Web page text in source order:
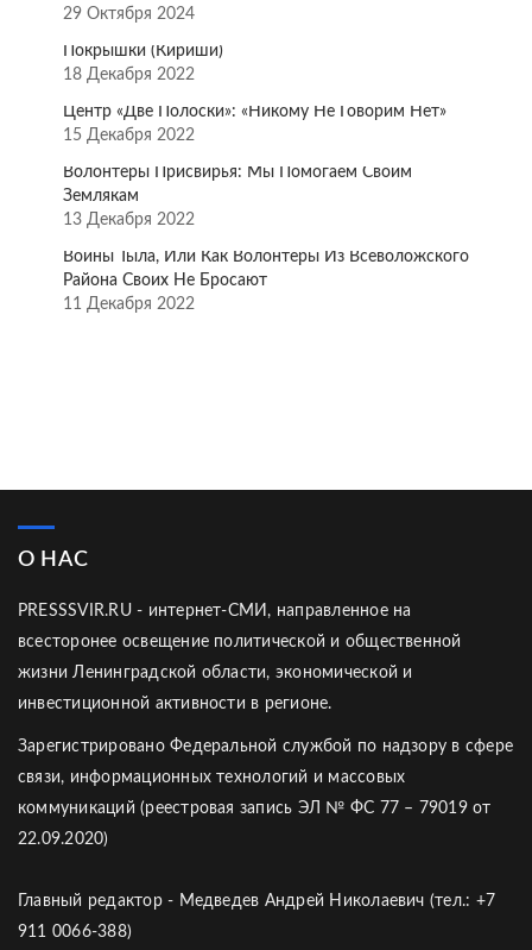
29 Октября 2024
Покрышки (Кириши)
18 Декабря 2022
Центр «Две Полоски»: «Никому Не Говорим Нет»
15 Декабря 2022
Волонтёры Присвирья: Мы Помогаем Своим
Землякам
13 Декабря 2022
Воины Тыла, Или Как Волонтёры Из Всеволожского
Района Своих Не Бросают
11 Декабря 2022
О НАС
PRESSSVIR.RU - интернет-СМИ, направленное на
всесторонее освещение политической и общественной
жизни Ленинградской области, экономической и
инвестиционной активности в регионе.
Зарегистрировано Федеральной службой по надзору в сфере
связи, информационных технологий и массовых
коммуникаций (реестровая запись ЭЛ № ФС 77 – 79019 от
22.09.2020)
Главный редактор - Медведев Андрей Николаевич (тел.: +7
911 0066-388)